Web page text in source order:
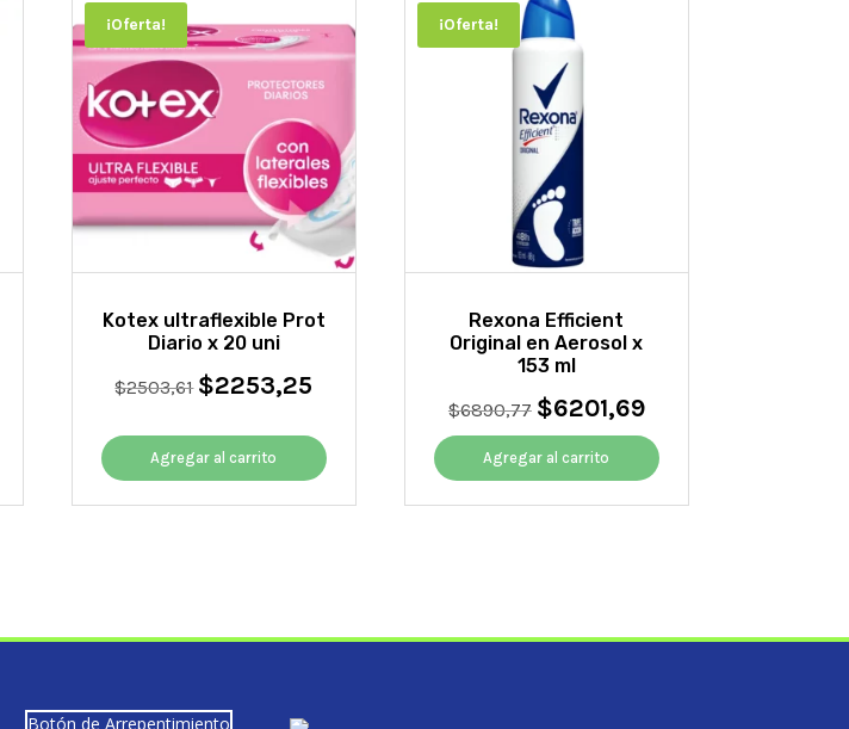
¡Oferta!
Kotex ultraflexible Prot
Diario x 20 uni
$2503,61 El
original
era:
$2503,61.
$2253,25
actual
es:
$2253,25.
Agregar al carrito
¡Oferta!
Rexona Efficient
Original en Aerosol x
153 ml
$6890,77 El
precio
original
era:
$6890,77.
$6201,69El
precio
actual
es:
$6201,69.
Agregar al carrito
Botón de Arrepentimiento